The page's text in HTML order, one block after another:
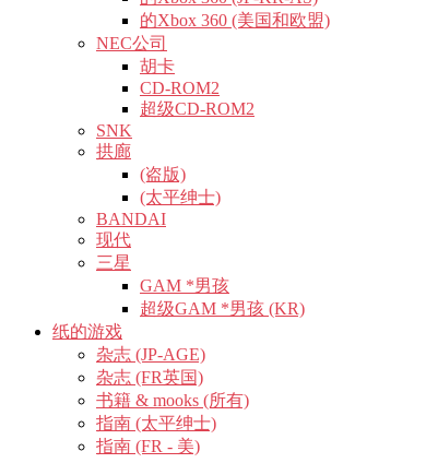
的Xbox 360 (美国和欧盟)
NEC公司
胡卡
CD-ROM2
超级CD-ROM2
SNK
拱廊
(盗版)
(太平绅士)
BANDAI
现代
三星
GAM *男孩
超级GAM *男孩 (KR)
纸的游戏
杂志 (JP-AGE)
杂志 (FR英国)
书籍 & mooks (所有)
指南 (太平绅士)
指南 (FR - 美)